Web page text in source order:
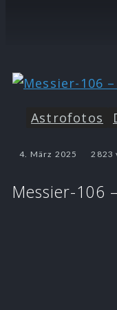
Astrofotos
4. März 2025 2823
Messier-106